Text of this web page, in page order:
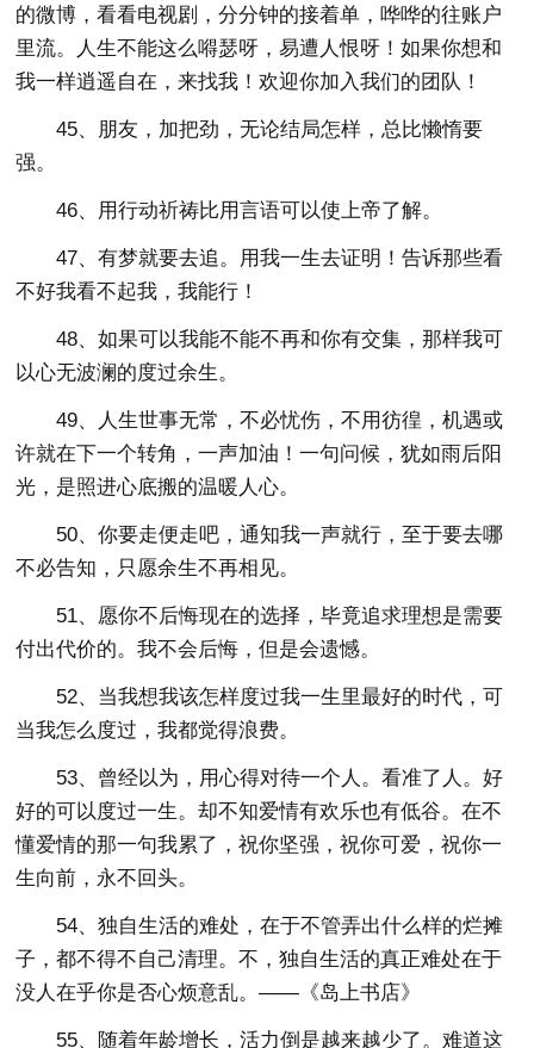
的微博，看看电视剧，分分钟的接着单，哗哗的往账户
里流。人生不能这么嘚瑟呀，易遭人恨呀！如果你想和
我一样逍遥自在，来找我！欢迎你加入我们的团队！
45、朋友，加把劲，无论结局怎样，总比懒惰要
强。
46、用行动祈祷比用言语可以使上帝了解。
47、有梦就要去追。用我一生去证明！告诉那些看
不好我看不起我，我能行！
48、如果可以我能不能不再和你有交集，那样我可
以心无波澜的度过余生。
49、人生世事无常，不必忧伤，不用彷徨，机遇或
许就在下一个转角，一声加油！一句问候，犹如雨后阳
光，是照进心底搬的温暖人心。
50、你要走便走吧，通知我一声就行，至于要去哪
不必告知，只愿余生不再相见。
51、愿你不后悔现在的选择，毕竟追求理想是需要
付出代价的。我不会后悔，但是会遗憾。
52、当我想我该怎样度过我一生里最好的时代，可
当我怎么度过，我都觉得浪费。
53、曾经以为，用心得对待一个人。看准了人。好
好的可以度过一生。却不知爱情有欢乐也有低谷。在不
懂爱情的那一句我累了，祝你坚强，祝你可爱，祝你一
生向前，永不回头。
54、独自生活的难处，在于不管弄出什么样的烂摊
子，都不得不自己清理。不，独自生活的真正难处在于
没人在乎你是否心烦意乱。——《岛上书店》
55、随着年龄增长，活力倒是越来越少了。难道这